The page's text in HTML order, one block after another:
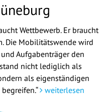
Wettbewerb. Er braucht
Die Mobilitätswende wird
Aufgabenträger den
nicht lediglich als
als eigenständigen
weiterlesen